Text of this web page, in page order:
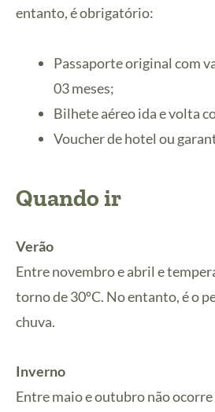
entanto, é obrigatório:
Passaporte original com
03 meses;
Bilhete aéreo ida e volta
Voucher de hotel ou
Quando ir
Verão
Entre novembro e abril e
torno de 30ºC. No entanto, é o
chuva.
Inverno
Entre maio e outubro não